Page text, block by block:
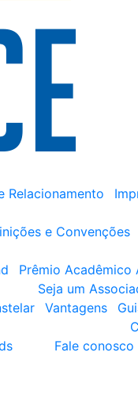
Relacionamento
e Convenções
Prêmio Acadêmico
Seja um
Vantagens
Fale conosco